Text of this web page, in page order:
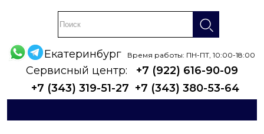
Екатеринбург Время работы: ПН-ПТ, 10:00-18:00
Сервисный центр:
+7 (922) 616-90-09
+7 (343) 319-51-27 +7 (343) 380-53-64